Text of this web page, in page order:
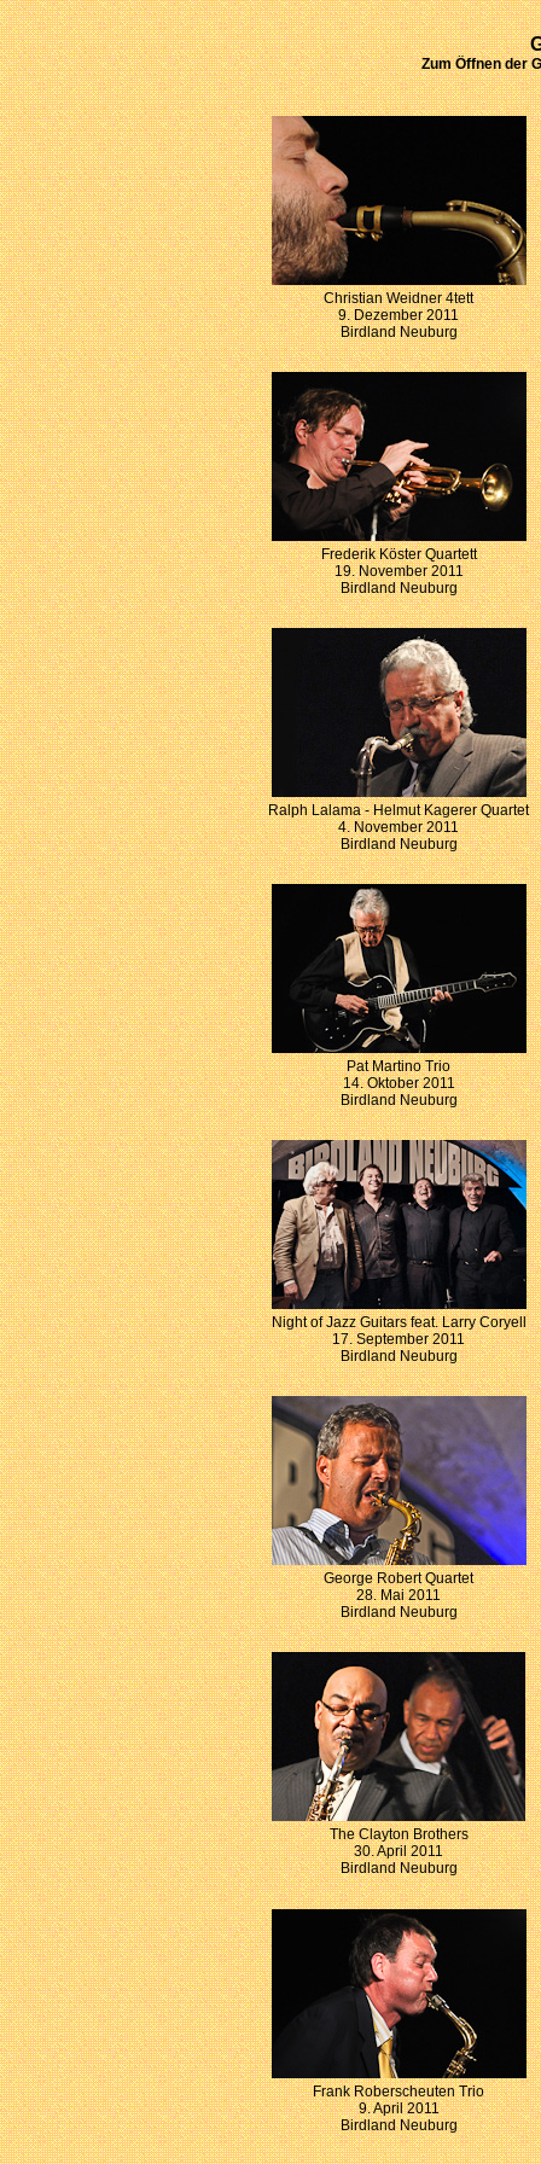
Zum Öffnen der
Christian Weidner 4tett
9. Dezember 2011
Birdland Neuburg
Frederik Köster Quartett
19. November 2011
Birdland Neuburg
Ralph Lalama - Helmut Kagerer Quartet
4. November 2011
Birdland Neuburg
Pat Martino Trio
14. Oktober 2011
Birdland Neuburg
Night of Jazz Guitars feat. Larry Coryell
17. September 2011
Birdland Neuburg
George Robert Quartet
28. Mai 2011
Birdland Neuburg
The Clayton Brothers
30. April 2011
Birdland Neuburg
Frank Roberscheuten Trio
9. April 2011
Birdland Neuburg